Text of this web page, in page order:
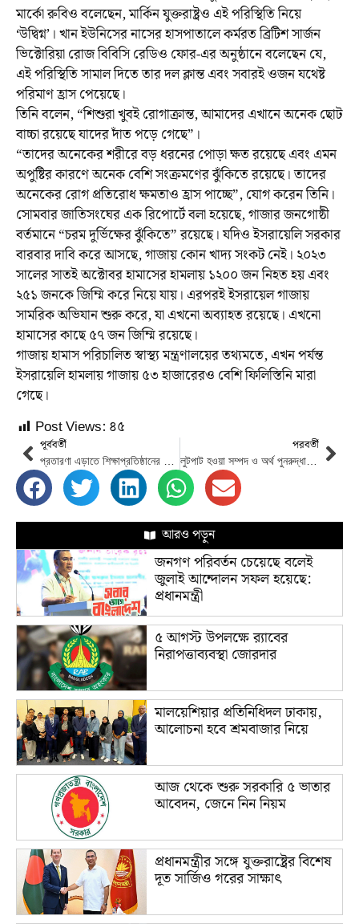
মার্কো রুবিও বলেছেন, মার্কিন যুক্তরাষ্ট্রও এই পরিস্থিতি নিয়ে
‘উদ্বিগ্ন’। খান ইউনিসের নাসের হাসপাতালে কর্মরত ব্রিটিশ সার্জন
ভিক্টোরিয়া রোজ বিবিসি রেডিও ফোর-এর অনুষ্ঠানে বলেছেন যে,
এই পরিস্থিতি সামাল দিতে তার দল ক্লান্ত এবং সবারই ওজন যথেষ্ট
পরিমাণ হ্রাস পেয়েছে।
তিনি বলেন, “শিশুরা খুবই রোগাক্রান্ত, আমাদের এখানে অনেক ছোট
বাচ্চা রয়েছে যাদের দাঁত পড়ে গেছে”।
“তাদের অনেকের শরীরে বড় ধরনের পোড়া ক্ষত রয়েছে এবং এমন
অপুষ্টির কারণে অনেক বেশি সংক্রমণের ঝুঁকিতে রয়েছে। তাদের
অনেকের রোগ প্রতিরোধ ক্ষমতাও হ্রাস পাচ্ছে”, যোগ করেন তিনি।
সোমবার জাতিসংঘের এক রিপোর্টে বলা হয়েছে, গাজার জনগোষ্ঠী
বর্তমানে “চরম দুর্ভিক্ষের ঝুঁকিতে” রয়েছে। যদিও ইসরায়েলি সরকার
বারবার দাবি করে আসছে, গাজায় কোন খাদ্য সংকট নেই। ২০২৩
সালের সাতই অক্টোবর হামাসের হামলায় ১২০০ জন নিহত হয় এবং
২৫১ জনকে জিম্মি করে নিয়ে যায়। এরপরই ইসরায়েল গাজায়
সামরিক অভিযান শুরু করে, যা এখনো অব্যাহত রয়েছে। এখনো
হামাসের কাছে ৫৭ জন জিম্মি রয়েছে।
গাজায় হামাস পরিচালিত স্বাস্থ্য মন্ত্রণালয়ের তথ্যমতে, এখন পর্যন্ত
ইসরায়েলি হামলায় গাজায় ৫৩ হাজারেরও বেশি ফিলিস্তিনি মারা
গেছে।
Post Views: ৪৫
পূর্ববর্তী
প্রতারণা এড়াতে শিক্ষাপ্রতিষ্ঠানের বৃত্তির টাকা নিয়ে জরুরি নির্দেশনা মাউশি’র
পরবর্তী
লুটপাট হওয়া সম্পদ ও অর্থ পুনরুদ্ধারের পর একটি বিশেষ তহবিল গঠনের নির্দেশ প্রধান উপদেষ্টার
আরও পড়ুন
জনগণ পরিবর্তন চেয়েছে বলেই
জুলাই আন্দোলন সফল হয়েছে:
প্রধানমন্ত্রী
৫ আগস্ট উপলক্ষে র‌্যাবের
নিরাপত্তাব্যবস্থা জোরদার
মালয়েশিয়ার প্রতিনিধিদল ঢাকায়,
আলোচনা হবে শ্রমবাজার নিয়ে
আজ থেকে শুরু সরকারি ৫ ভাতার
আবেদন, জেনে নিন নিয়ম
প্রধানমন্ত্রীর সঙ্গে যুক্তরাষ্ট্রের বিশেষ
দূত সার্জিও গরের সাক্ষাৎ